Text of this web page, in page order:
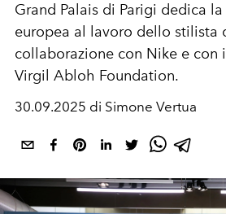
Grand Palais di Parigi dedica
europea al lavoro dello stilista
collaborazione con Nike e con
Virgil Abloh Foundation.
30.09.2025 di Simone Vertua